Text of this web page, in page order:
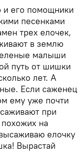
его помощники
песенками
трех елочек,
в землю
малыши
путь от шишки
лет. А
Если саженец
ему уже почти
при
на
елочку
Вырастай